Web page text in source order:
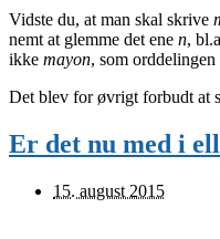
Vidste du, at man skal skrive
nemt at glemme det ene n,
ikke mayon, som
Det blev for øvrigt forbudt at
Er det nu med i
15. august 2015